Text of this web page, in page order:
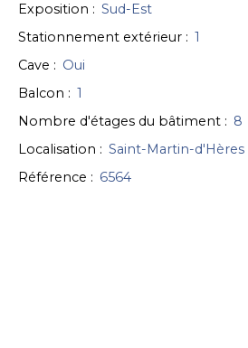
Exposition : Sud-Est
Stationnement extérieur : 1
Cave : Oui
Balcon : 1
Nombre d'étages du bâtiment : 8
Localisation : Saint-Martin-
Référence : 6564